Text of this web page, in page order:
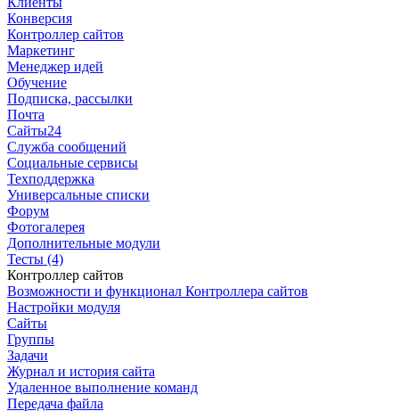
Конверсия
Контроллер сайтов
Маркетинг
Менеджер идей
Обучение
Подписка, рассылки
Почта
Сайты24
Служба сообщений
Социальные сервисы
Техподдержка
Универсальные списки
Форум
Фотогалерея
Дополнительные модули
Тесты (4)
Контроллер сайтов
Возможности и функционал Контроллера сайтов
Настройки модуля
Сайты
Группы
Задачи
Журнал и история сайта
Удаленное выполнение команд
Передача файла